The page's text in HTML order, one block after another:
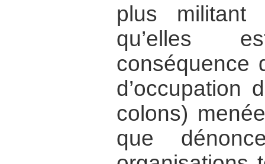
plus
qu’elles
conséquence
d’occupation
colons)
que